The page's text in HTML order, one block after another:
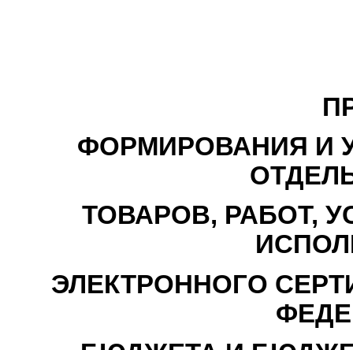
ФОРМИРОВАНИЯ И
ТОВАРОВ, РАБОТ,
ЭЛЕКТРОННОГО